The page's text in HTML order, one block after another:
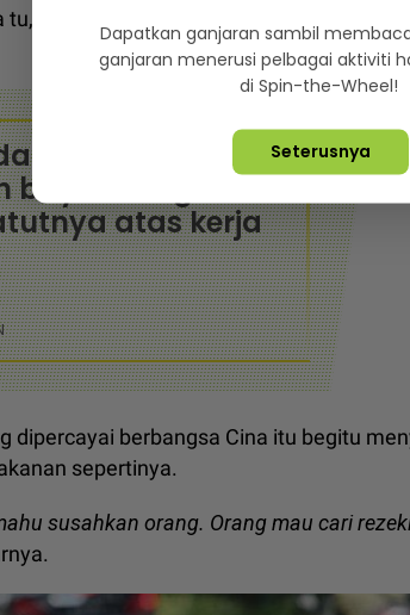
katanya menerusi satu hantaran di
tip atau tidak...
dengan
atas kerja
dipercayai berbangsa Cina itu begitu
sepertinya.
susahkan orang. Orang mau cari
Dapatkan ganjaran sambil
ganjaran menerusi pelbagai aktiviti
di Spin-the-Wheel!
Seterusnya